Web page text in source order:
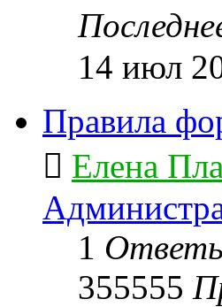
14 июл
Правила
Елена
1
355555